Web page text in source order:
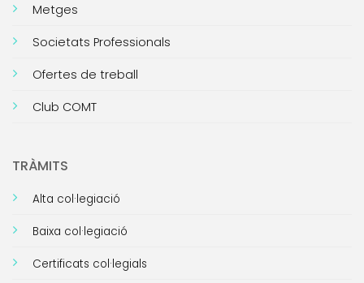
Metges
Societats Professionals
Ofertes de treball
Club COMT
TRÀMITS
Alta col·legiació
Baixa col·legiació
Certificats col·legials